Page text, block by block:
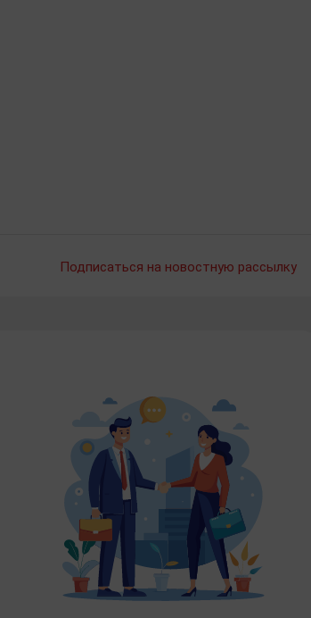
Подписаться на новостную рассылку